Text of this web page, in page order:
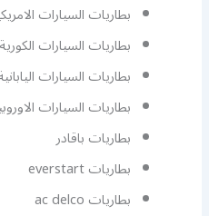
بطاريات السيارات
بطاريات السيارات الكورية
بطاريات السيارات
بطاريات السيارات
بطاريات باقادر
بطاريات everstart
بطاريات ac delco